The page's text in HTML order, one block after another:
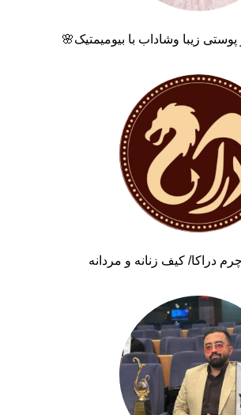
پوستی زیبا وشاداب با بیومیمتیک🌸
دراکا/ کیف زنانه و مردانه